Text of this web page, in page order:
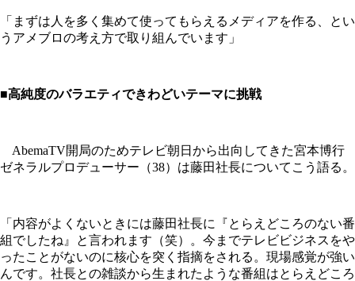
「まずは人を多く集めて使ってもらえるメディアを作る、とい
うアメブロの考え方で取り組んでいます」
■高純度のバラエティできわどいテーマに挑戦
AbemaTV開局のためテレビ朝日から出向してきた宮本博行
ゼネラルプロデューサー（38）は藤田社長についてこう語る。
「内容がよくないときには藤田社長に『とらえどころのない番
組でしたね』と言われます（笑）。今までテレビビジネスをや
ったことがないのに核心を突く指摘をされる。現場感覚が強い
んです。社長との雑談から生まれたような番組はとらえどころ